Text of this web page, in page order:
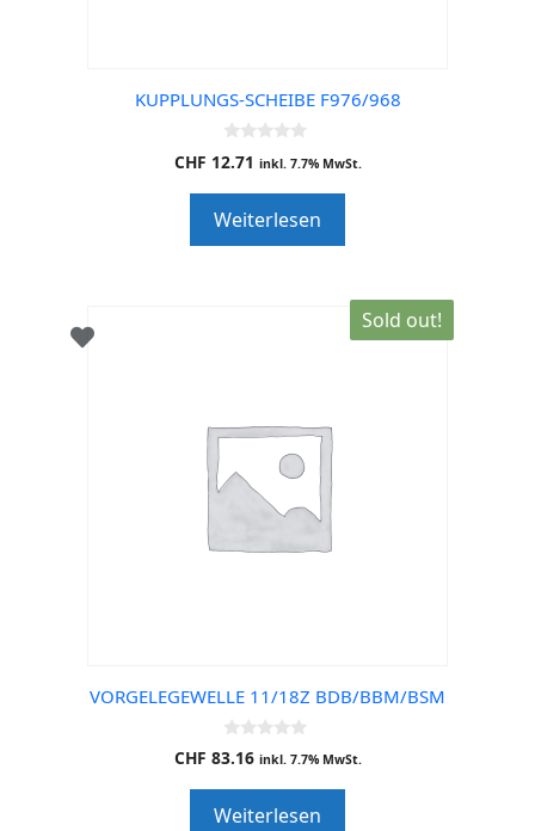
KUPPLUNGS-SCHEIBE F976/968
0
o
o
f
5
CHF 12.71 inkl. 7.7% MwSt.
Weiterlesen
Sold out!
VORGELEGEWELLE 11/18Z BDB/BBM/BSM
0
o
o
f
CHF 83.16 inkl. 7.7% MwSt.
Weiterlesen